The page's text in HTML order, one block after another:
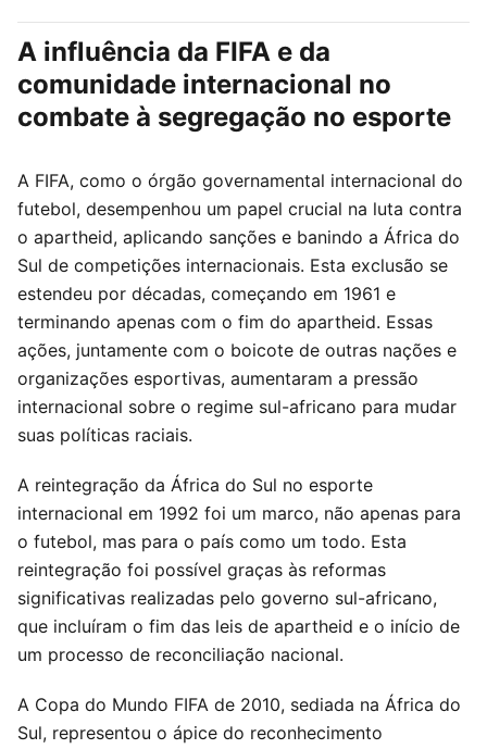
A influência da FIFA e da
comunidade internacional no
combate à segregação no esporte
A FIFA, como o órgão governamental internacional do
futebol, desempenhou um papel crucial na luta contra
o apartheid, aplicando sanções e banindo a África do
Sul de competições internacionais. Esta exclusão se
estendeu por décadas, começando em 1961 e
terminando apenas com o fim do apartheid. Essas
ações, juntamente com o boicote de outras nações e
organizações esportivas, aumentaram a pressão
internacional sobre o regime sul-africano para mudar
suas políticas raciais.
A reintegração da África do Sul no esporte
internacional em 1992 foi um marco, não apenas para
o futebol, mas para o país como um todo. Esta
reintegração foi possível graças às reformas
significativas realizadas pelo governo sul-africano,
que incluíram o fim das leis de apartheid e o início de
um processo de reconciliação nacional.
A Copa do Mundo FIFA de 2010, sediada na África do
Sul, representou o ápice do reconhecimento